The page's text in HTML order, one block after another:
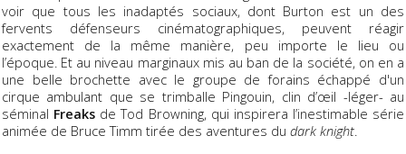
voir que tous les inadaptés sociaux, dont Burton est un des
fervents défenseurs cinématographiques, peuvent réagir
exactement de la même manière, peu importe le lieu ou
l’époque. Et au niveau marginaux mis au ban de la société, on en a
une belle brochette avec le groupe de forains échappé d'un
cirque ambulant que se trimballe Pingouin, clin d’œil -léger- au
séminal Freaks de Tod Browning, qui inspirera l’inestimable série
animée de Bruce Timm tirée des aventures du dark knight